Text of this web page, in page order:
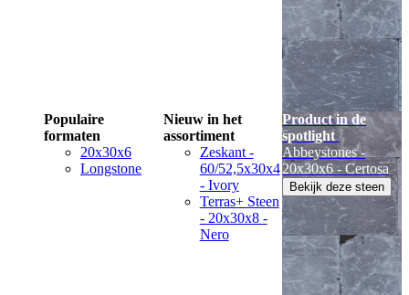
Populaire
formaten
20x30x6
Longstone
Nieuw in het
assortiment
Zeskant -
60/52,5x30x4
- Ivory
Terras+ Steen
- 20x30x8 -
Nero
Product in de
spotlight
Abbeystones -
20x30x6 - Certosa
Bekijk deze steen